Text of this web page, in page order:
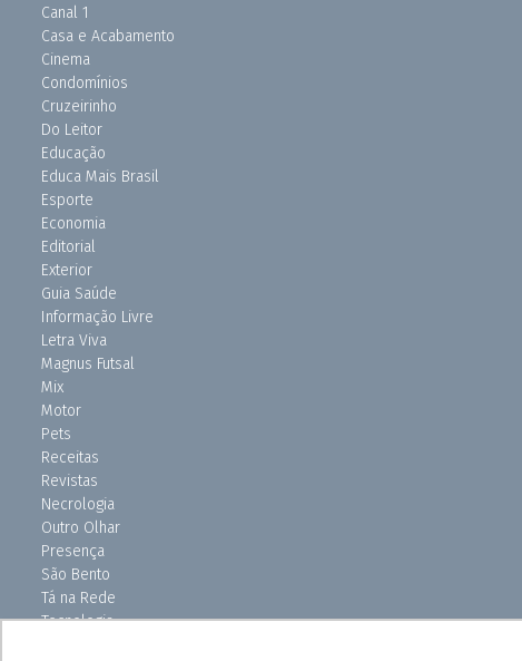
Canal 1
Casa e Acabamento
Cinema
Condomínios
Cruzeirinho
Do Leitor
Educação
Educa Mais Brasil
Esporte
Economia
Editorial
Exterior
Guia Saúde
Informação Livre
Letra Viva
Magnus Futsal
Mix
Motor
Pets
Receitas
Revistas
Necrologia
Outro Olhar
Presença
São Bento
Tá na Rede
Tecnologia